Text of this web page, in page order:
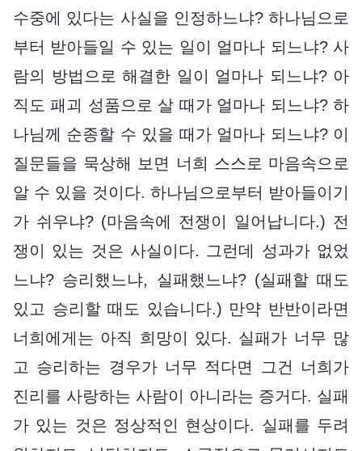
수중에 있다는 사실을 인정하느냐? 하나님으로
부터 받아들일 수 있는 일이 얼마나 되느냐? 사
람의 방법으로 해결한 일이 얼마나 되느냐? 아
직도 패괴 성품으로 살 때가 얼마나 되느냐? 하
나님께 순종할 수 있을 때가 얼마나 되느냐? 이
질문들을 묵상해 보면 너희 스스로 마음속으로
알 수 있을 것이다. 하나님으로부터 받아들이기
가 쉬우냐? (마음속에 전쟁이 일어납니다.) 전
쟁이 있는 것은 사실이다. 그런데 성과가 없었
느냐? 승리했느냐, 실패했느냐? (실패할 때도
있고 승리할 때도 있습니다.) 만약 반반이라면
너희에게는 아직 희망이 있다. 실패가 너무 많
고 승리하는 경우가 너무 적다면 그건 너희가
진리를 사랑하는 사람이 아니라는 증거다. 실패
가 있는 것은 정상적인 현상이다. 실패를 두려